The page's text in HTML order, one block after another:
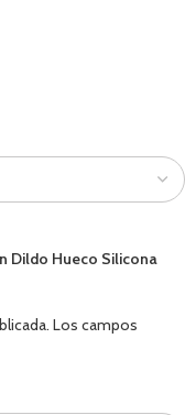
Dildo Hueco Silicona
Los campos